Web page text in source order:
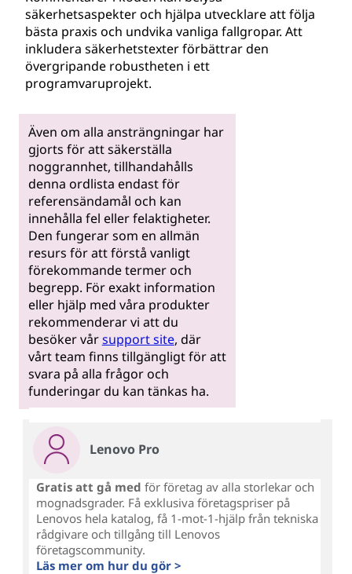
säkerhetsaspekter och hjälpa utvecklare att följa
bästa praxis och undvika vanliga fallgropar. Att
inkludera säkerhetstexter förbättrar den
övergripande robustheten i ett
programvaruprojekt.
Även om alla ansträngningar har
gjorts för att säkerställa
noggrannhet, tillhandahålls
denna ordlista endast för
referensändamål och kan
innehålla fel eller felaktigheter.
Den fungerar som en allmän
resurs för att förstå vanligt
förekommande termer och
begrepp. För exakt information
eller hjälp med våra produkter
rekommenderar vi att du
besöker vårsupport site, där
vårt team finns tillgängligt för att
svara på alla frågor och
funderingar du kan tänkas ha.
Lenovo Pro
Gratis att gå med för företag av alla storlekar och
mognadsgrader. Få exklusiva företagspriser på
Lenovos hela katalog, få 1-mot-1-hjälp från tekniska
rådgivare och tillgång till Lenovos
företagscommunity.
Läs mer om hur du gör >